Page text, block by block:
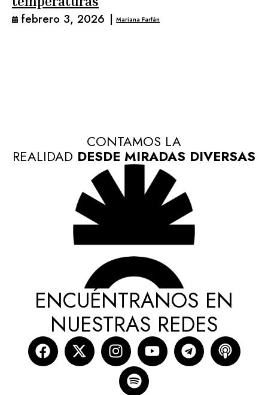
febrero 3, 2026 | Mariana Farfán
CONTAMOS LA
REALIDAD DESDE MIRADAS DIVERSAS
ENCUÉNTRANOS EN
NUESTRAS REDES